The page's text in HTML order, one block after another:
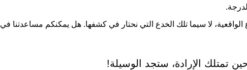
لا سيما تلك الخدع التي نحتار في كشفها. هل يمكنكم مساعدتنا في
تمتلك الإرادة، ستجد الوسيلة!